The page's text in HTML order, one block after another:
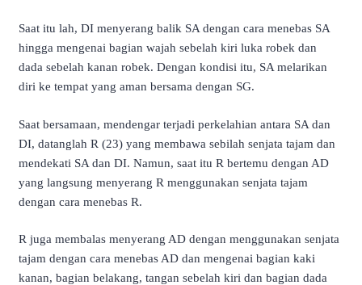
Saat itu lah, DI menyerang balik SA dengan cara menebas SA
hingga mengenai bagian wajah sebelah kiri luka robek dan
dada sebelah kanan robek. Dengan kondisi itu, SA melarikan
diri ke tempat yang aman bersama dengan SG.
Saat bersamaan, mendengar terjadi perkelahian antara SA dan
DI, datanglah R (23) yang membawa sebilah senjata tajam dan
mendekati SA dan DI. Namun, saat itu R bertemu dengan AD
yang langsung menyerang R menggunakan senjata tajam
dengan cara menebas R.
R juga membalas menyerang AD dengan menggunakan senjata
tajam dengan cara menebas AD dan mengenai bagian kaki
kanan, bagian belakang, tangan sebelah kiri dan bagian dada